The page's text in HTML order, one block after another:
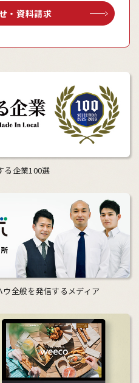
・資料請求
る企業100選
全般を発信するメディア